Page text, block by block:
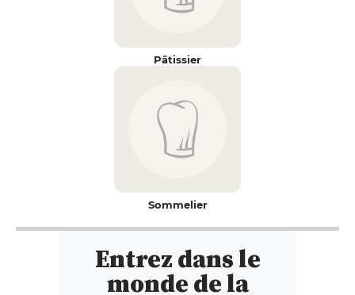
Pâtissier
Sommelier
Entrez dans le
monde de la